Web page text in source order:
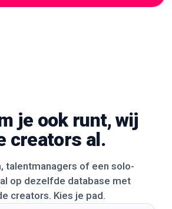
🌍WERELDWIJD 🌍WERELDWIJD
je ook runt, wij
creators al.
talentmanagers of een solo-
op dezelfde database met
creators. Kies je pad.